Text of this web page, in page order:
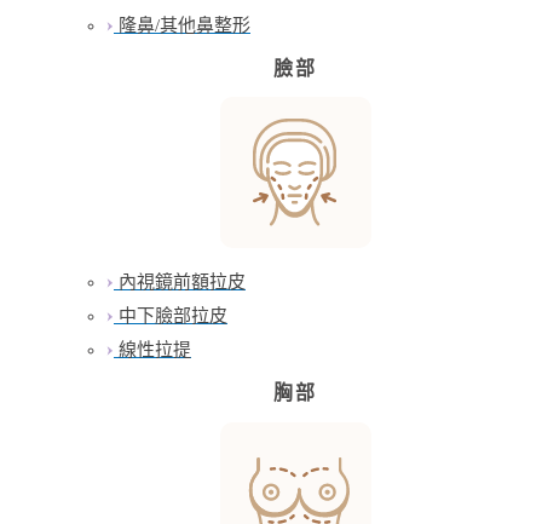
隆鼻/其他鼻整形
臉部
內視鏡前額拉皮
中下臉部拉皮
線性拉提
胸部